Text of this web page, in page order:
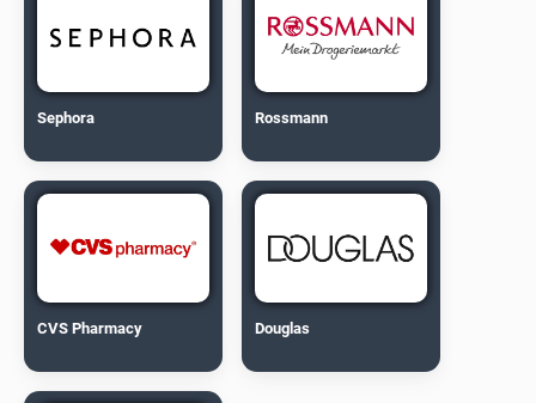
Sephora Rossmann
CVS Pharmacy Douglas